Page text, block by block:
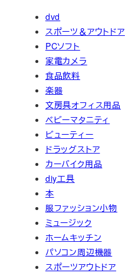
dvd
スポーツ＆アウトドア
PCソフト
家電カメラ
食品飲料
楽器
文房具オフィス用品
ベビーマタニティ
ビューティー
ドラッグストア
カーバイク用品
diy工具
本
服ファッション小物
ミュージック
ホームキッチン
パソコン周辺機器
スポーツアウトドア